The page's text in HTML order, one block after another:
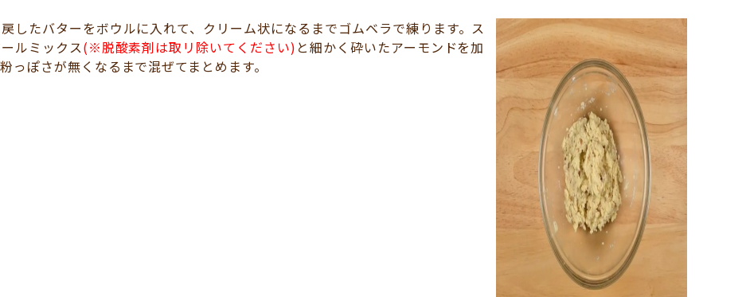
したバターをボウルに入れて、クリーム状になるまでゴムベラで練ります。ス
ルミックス(※脱酸素剤は取リ除いてください) と細かく砕いたアーモンドを加
っぽさが無くなるまで混ぜてまとめます。